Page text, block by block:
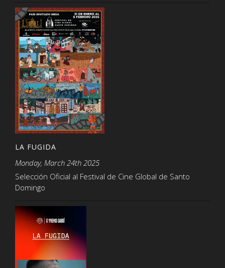
LA FUGIDA
Monday, March 24th 2025
Selección Oficial al Festival de Cine Global de Santo
Domingo